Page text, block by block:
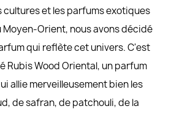
cultures et les parfums exotiques
Orient, nous avons décidé
qui reflète cet univers. C'est
Rubis Wood Oriental, un parfum
allie merveilleusement bien les
de safran, de patchouli, de la